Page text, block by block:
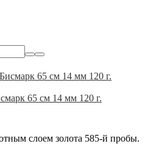
65 см 14 мм 120 г.
слоем золота 585-й пробы.